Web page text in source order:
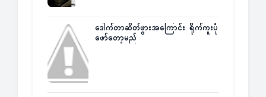
ဒေါက်တာဆိတ်ဖွားအကြောင်း ရိုက်ကူးပုံ
ဖော်တော့မည်